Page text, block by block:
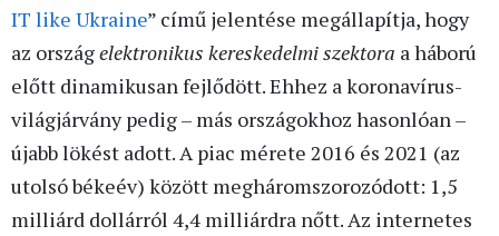
IT like Ukraine” című jelentése megállapítja, hogy
az országelektronikus kereskedelmi szektora a háború
előtt dinamikusan fejlődött. Ehhez a koronavírus-
világjárvány pedig – más országokhoz hasonlóan –
újabb lökést adott. A piac mérete 2016 és 2021 (az
utolsó békeév) között megháromszorozódott: 1,5
milliárd dollárról 4,4 milliárdra nőtt. Az internetes